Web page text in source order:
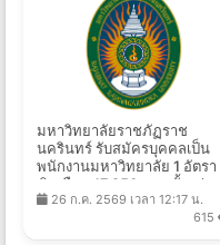
มหาวิทยาลัยราชภัฏราช
นครินทร์ รับสมัครบุคคลเป็น
พนักงานมหาวิทยาลัย 1 อัตรา
เงินเดือน 17,250 บาท ตั้งแต่
บัดนี้ - 10 ส.ค. 2569
26 ก.ค. 2569 เวลา 12:17 น.
615